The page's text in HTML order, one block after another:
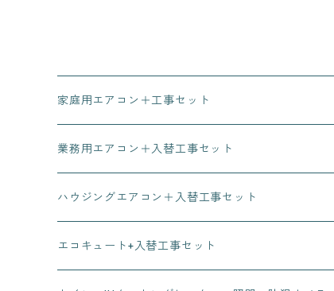
家庭用エアコン＋工事セット
業務用エアコン＋入替工事セット
ハウジングエアコン＋入替工事セット
エコキュート+入替工事セット